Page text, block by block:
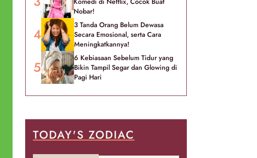
Nobar!
3 Tanda Orang Belum Dewasa
Secara Emosional, serta Cara
Meningkatkannya!
6 Kebiasaan Sebelum Tidur yang
Bikin Tampil Segar dan Glowing di
Pagi Hari
TODAY'S ZODIAC